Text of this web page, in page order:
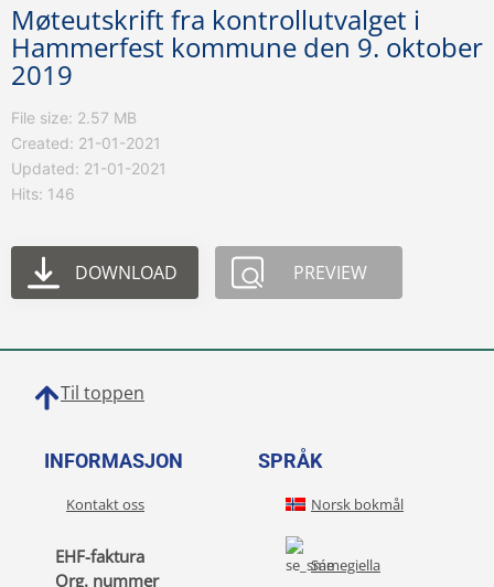
Møteutskrift fra kontrollutvalget i
Hammerfest kommune den 9. oktober
2019
File size: 2.57 MB
Created: 21-01-2021
Updated: 21-01-2021
Hits: 146
DOWNLOAD PREVIEW
Til toppen
INFORMASJON
Kontakt oss
EHF-faktura
Org. nummer
SPRÅK
Norsk bokmål
Sámegiella